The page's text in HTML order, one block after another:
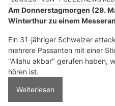
Am Donnerstagmorgen (29.
Winterthur zu einem
Ein 31-jähriger Schweizer
mehrere Passanten mit einer
"Allahu akbar" gerufen haben,
hören ist.
Weiterlesen